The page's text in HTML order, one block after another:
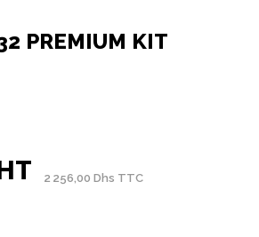
PREMIUM KIT
2 256,00 Dhs TTC